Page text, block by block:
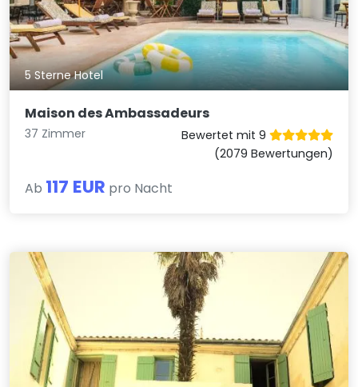
5 Sterne Hotel
Maison des Ambassadeurs
37 Zimmer
Bewertet mit 9
(2079 Bewertungen)
Ab 117 EUR pro Nacht